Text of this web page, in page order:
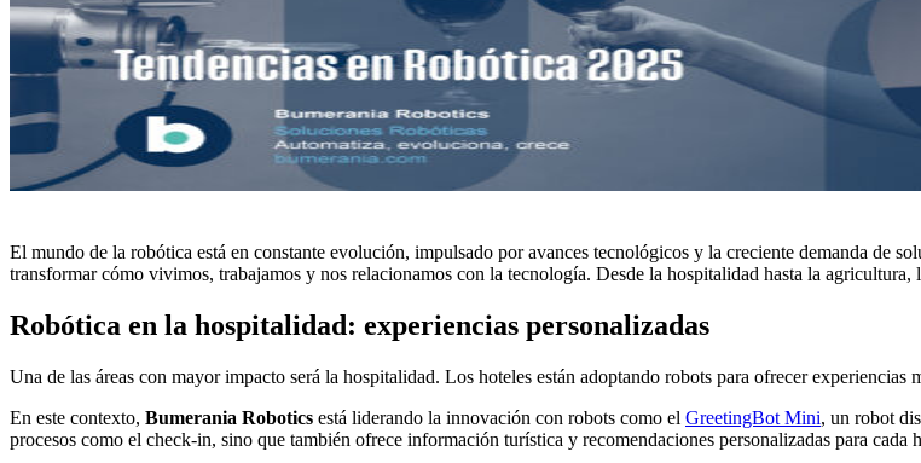
El mundo de la robótica está en constante evolución, impulsado por avances tecnológicos y la creciente demanda de
transformar cómo vivimos, trabajamos y nos relacionamos con la tecnología. Desde la hospitalidad hasta la
Robótica en la hospitalidad: experiencias personalizadas
Una de las áreas con mayor impacto será la hospitalidad. Los hoteles están adoptando robots para ofrecer experiencias
En este contexto, Bumerania Robotics está liderando la innovación con robots como el GreetingBot Mini, un robot
procesos como el check-in, sino que también ofrece información turística y recomendaciones personalizadas para cada